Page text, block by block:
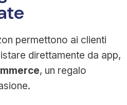
permettono ai clienti
direttamente da app,
, un regalo